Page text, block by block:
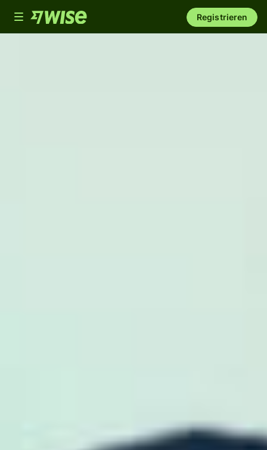
Toggle
navigation
Registrieren